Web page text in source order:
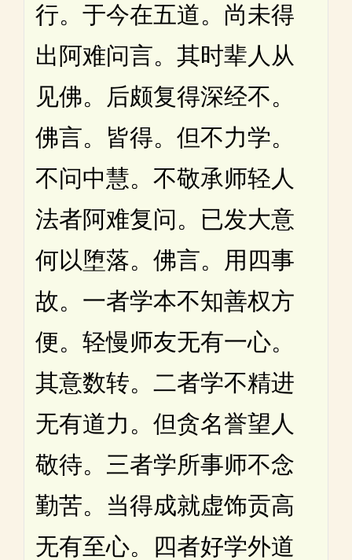
行。于今在五道。尚未得
出阿难问言。其时辈人从
见佛。后颇复得深经不。
佛言。皆得。但不力学。
不问中慧。不敬承师轻人
法者阿难复问。已发大意
何以堕落。佛言。用四事
故。一者学本不知善权方
便。轻慢师友无有一心。
其意数转。二者学不精进
无有道力。但贪名誉望人
敬待。三者学所事师不念
勤苦。当得成就虚饰贡高
无有至心。四者好学外道